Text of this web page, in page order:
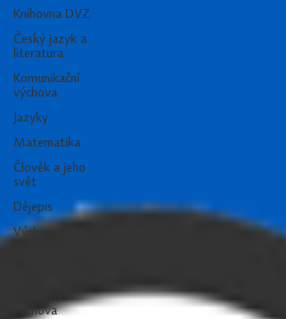
Knihovna DVZ
Český jazyk a
literatura
Komunikační
výchova
Jazyky
Matematika
Člověk a jeho
svět
Dějepis
Výchova k
výchova